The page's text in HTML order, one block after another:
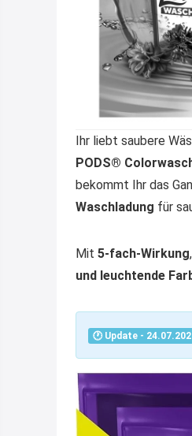
Ihr liebt saubere
PODS®
bekommt Ihr das
Waschladung für
Mit 5-fach-Wirkung
und leuchtende
🕐 Update -